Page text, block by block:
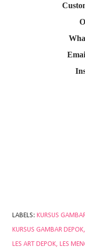
LABELS: KURSUS
KURSUS GAMBAR DEPOK
LES ART DEPOK LES